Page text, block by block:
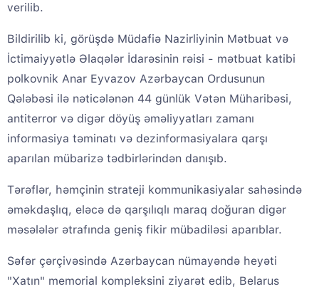
verilib.
Bildirilib ki, görüşdə Müdafiə Nazirliyinin Mətbuat və
İctimaiyyətlə Əlaqələr İdarəsinin rəisi - mətbuat katibi
polkovnik Anar Eyvazov Azərbaycan Ordusunun
Qələbəsi ilə nəticələnən 44 günlük Vətən Müharibəsi,
antiterror və digər döyüş əməliyyatları zamanı
informasiya təminatı və dezinformasiyalara qarşı
aparılan mübarizə tədbirlərindən danışıb.
Tərəflər, həmçinin strateji kommunikasiyalar sahəsində
əməkdaşlıq, eləcə də qarşılıqlı maraq doğuran digər
məsələlər ətrafında geniş fikir mübadiləsi aparıblar.
Səfər çərçivəsində Azərbaycan nümayəndə heyəti
"Xatın" memorial kompleksini ziyarət edib, Belarus